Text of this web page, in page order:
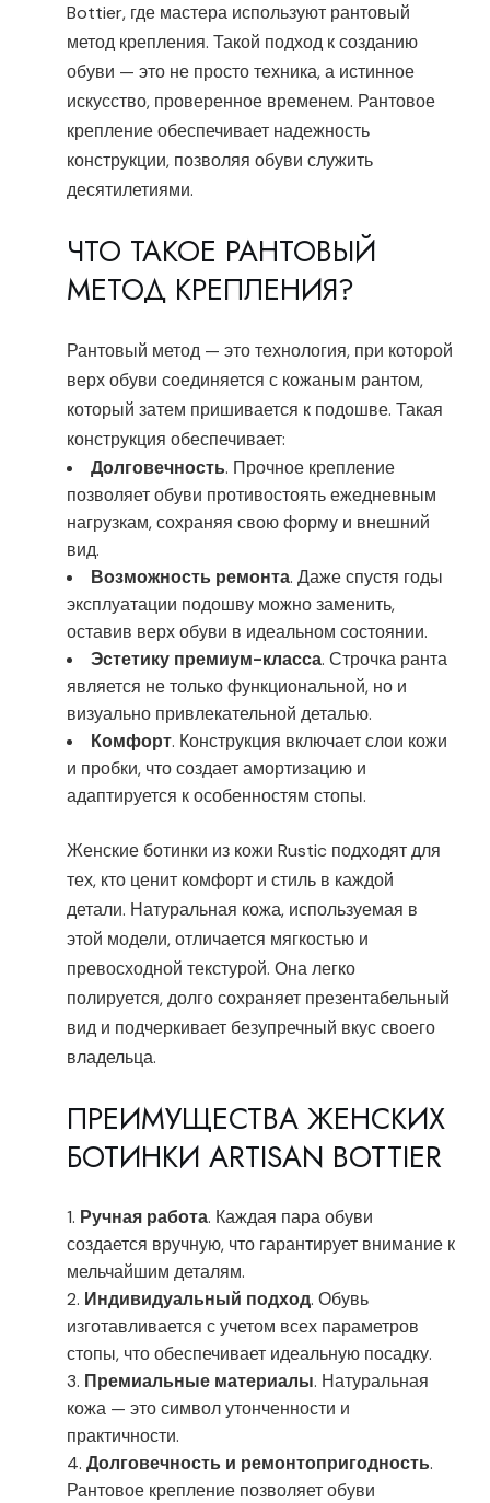
Bottier, где мастера используют рантовый
метод крепления. Такой подход к созданию
обуви — это не просто техника, а истинное
искусство, проверенное временем. Рантовое
крепление обеспечивает надежность
конструкции, позволяя обуви служить
десятилетиями.
ЧТО ТАКОЕ РАНТОВЫЙ
МЕТОД КРЕПЛЕНИЯ?
Рантовый метод — это технология, при которой
верх обуви соединяется с кожаным рантом,
который затем пришивается к подошве. Такая
конструкция обеспечивает:
Долговечность. Прочное крепление
позволяет обуви противостоять ежедневным
нагрузкам, сохраняя свою форму и внешний
вид.
Возможность ремонта. Даже спустя годы
эксплуатации подошву можно заменить,
оставив верх обуви в идеальном состоянии.
Эстетику премиум-класса. Строчка ранта
является не только функциональной, но и
визуально привлекательной деталью.
Комфорт. Конструкция включает слои кожи
и пробки, что создает амортизацию и
адаптируется к особенностям стопы.
Женские ботинки из кожи Rustic подходят для
тех, кто ценит комфорт и стиль в каждой
детали. Натуральная кожа, используемая в
этой модели, отличается мягкостью и
превосходной текстурой. Она легко
полируется, долго сохраняет презентабельный
вид и подчеркивает безупречный вкус своего
владельца.
ПРЕИМУЩЕСТВА ЖЕНСКИХ
БОТИНКИ ARTISAN BOTTIER
Ручная работа. Каждая пара обуви
создается вручную, что гарантирует внимание к
мельчайшим деталям.
Индивидуальный подход. Обувь
изготавливается с учетом всех параметров
стопы, что обеспечивает идеальную посадку.
Премиальные материалы. Натуральная
кожа — это символ утонченности и
практичности.
Долговечность и ремонтопригодность.
Рантовое крепление позволяет обуви